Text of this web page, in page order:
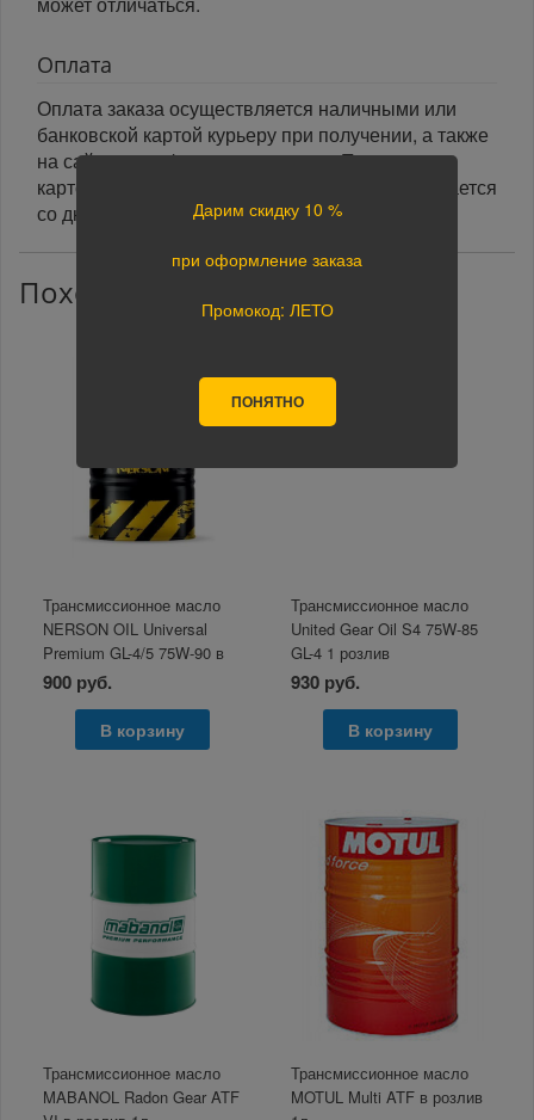
Оплата
Оплата заказа осуществляется наличными или
банковской картой курьеру при получении, а также
на сайте при оформлении заказа. При оплате
картой на сайте указанный срок доставки считается
со дня поступления оплаты.
Похожие товары
Трансмиссионное масло
NERSON OIL Universal
Premium GL-4/5 75W-90 в
розлив 1л
900 руб.
В корзину
Трансмиссионное масло
United Gear Oil S4 75W-85
GL-4 1 розлив
930 руб.
В корзину
Трансмисcионное масло
MABANOL Radon Gear ATF
Трансмиссионное масло
MOTUL Multi ATF в розлив
Дарим скидку 10 %
при оформление заказа
Промокод: ЛЕТО
ПОНЯТНО